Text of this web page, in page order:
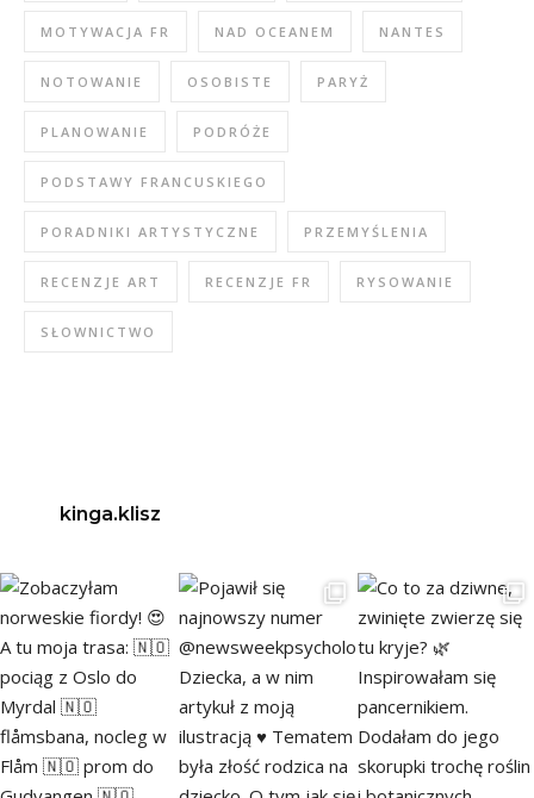
MOTYWACJA FR NAD OCEANEM NANTES
NOTOWANIE OSOBISTE PARYŻ
PLANOWANIE PODRÓŻE
PODSTAWY FRANCUSKIEGO
PORADNIKI ARTYSTYCZNE PRZEMYŚLENIA
RECENZJE ART RECENZJE FR RYSOWANIE
SŁOWNICTWO
kinga.klisz